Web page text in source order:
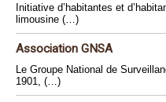
Initiative d’habitantes et
limousine (…)
Association GNSA
Le Groupe National de
1901, (…)